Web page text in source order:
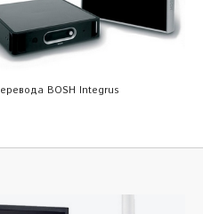
BOSH Integrus